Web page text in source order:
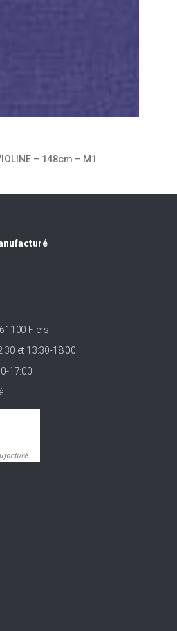
– 148cm – M1
Flers
et 13:30-18:00
17:00